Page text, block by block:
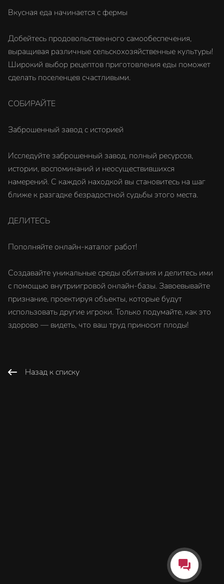
Вкусная еда начинается с фермы
Добейтесь продовольственного самообеспечения,
выращивая различные сельскохозяйственные культуры!
Широкий выбор рецептов приготовления еды поможет
сделать поселенцев счастливыми.
СОБИРАЙТЕ
Заброшенный завод с историей
Исследуйте заброшенный завод, полный ресурсов,
истории, воспоминаний и неосуществившихся
намерений. С каждой находкой вы становитесь на шаг
ближе к разгадке безрадостной судьбы этого места.
ДЕЛИТЕСЬ
Пополняйте онлайн-каталог работ!
Создавайте уникальные среды обитания и делитесь ими
с помощью внутриигровой онлайн-базы. Завоевывайте
признание, проектируя объекты, которые будут
использовать другие игроки. Только подумайте, как это
здорово — видеть, что ваш труд приносит плоды!
Назад к списку